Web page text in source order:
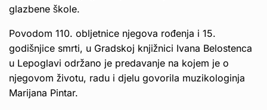
glazbene škole.
Povodom 110. obljetnice njegova rođenja i 15.
godišnjice smrti, u Gradskoj knjižnici Ivana Belostenca
u Lepoglavi održano je predavanje na kojem je o
njegovom životu, radu i djelu govorila muzikologinja
Marijana Pintar.